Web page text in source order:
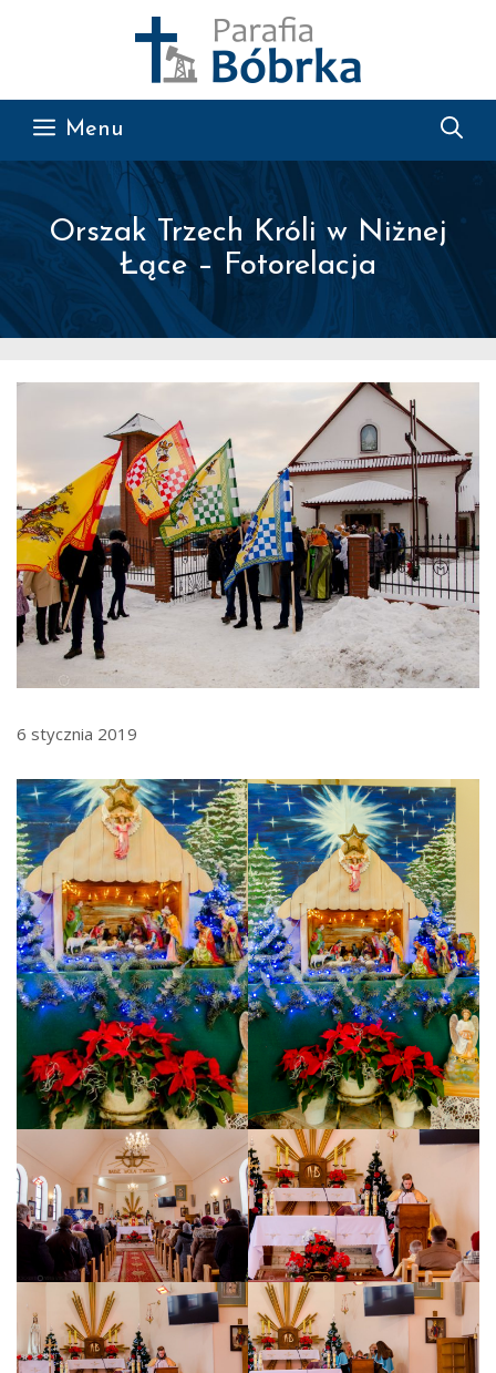
Menu
Orszak Trzech Króli w Niżnej
Łące – Fotorelacja
6 stycznia 2019